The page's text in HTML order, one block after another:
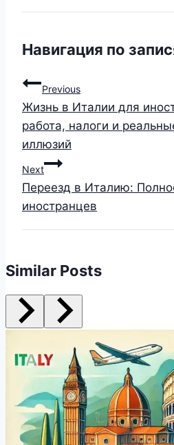
Навигация по
Previous
Жизнь в Италии для
работа, налоги и
иллюзий
Next
Переезд в Италию:
иностранцев
Similar Posts